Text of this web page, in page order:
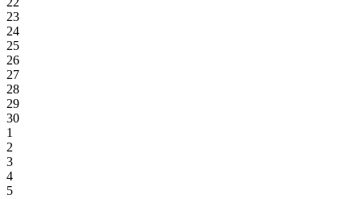
23
24
25
26
27
28
29
30
1
2
3
4
5